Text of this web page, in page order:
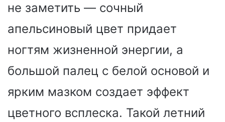
не заметить — сочный
апельсиновый цвет придает
ногтям жизненной энергии, а
большой палец с белой основой и
ярким мазком создает эффект
цветного всплеска. Такой летний